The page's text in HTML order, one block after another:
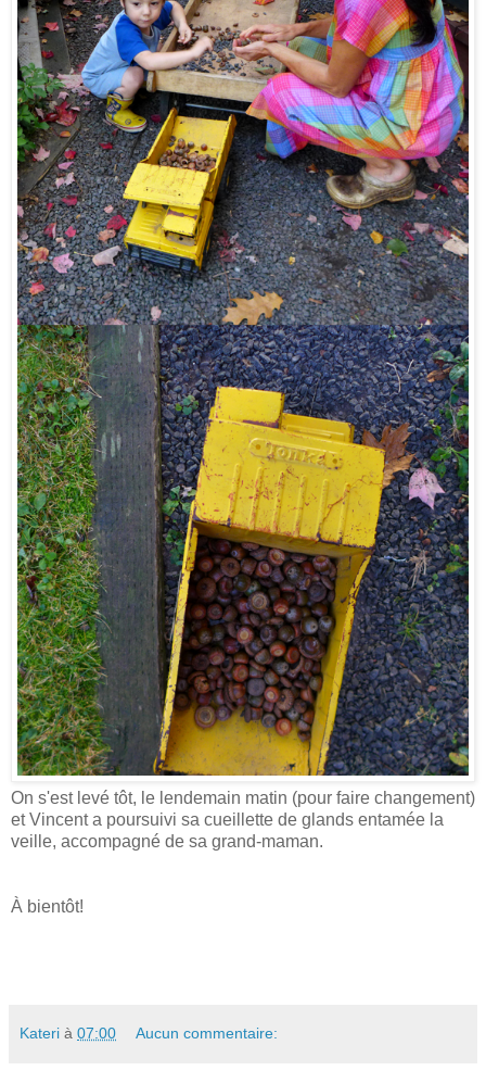
On s'est levé tôt, le lendemain matin (pour faire changement)
et Vincent a poursuivi sa cueillette de glands entamée la
veille, accompagné de sa grand-maman.
À bientôt!
Kateri à 07:00 Aucun commentaire: